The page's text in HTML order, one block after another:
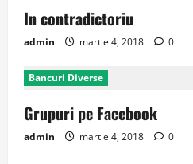
In contradictoriu
admin martie 4, 2018 0
Bancuri Diverse
Grupuri pe Facebook
admin martie 4, 2018 0